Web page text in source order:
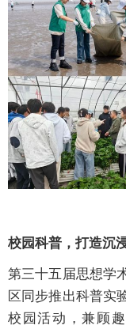
校园科普，打造沉
第三十五届思想学
区同步推出科普实
校园活动，兼顾